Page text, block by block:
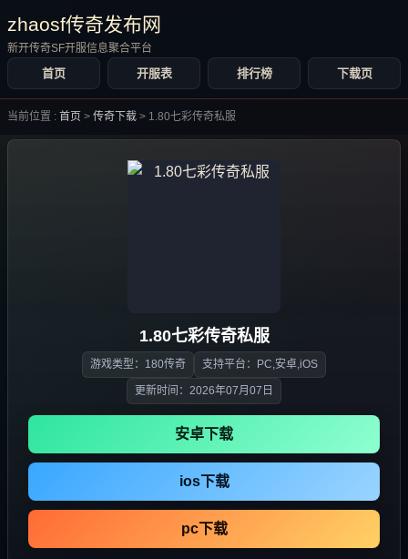
zhaosf传奇发布网
新开传奇SF开服信息聚合平台
首页 开服表 排行榜 下载页
当前位置 : 首页 > 传奇下载 > 1.80七彩传奇私服
1.80七彩传奇私服
游戏类型：180传奇 支持平台：PC,安卓,iOS
更新时间：2026年07月07日
安卓下载
ios下载
pc下载